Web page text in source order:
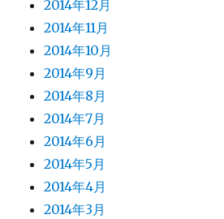
2014年12月
2014年11月
2014年10月
2014年9月
2014年8月
2014年7月
2014年6月
2014年5月
2014年4月
2014年3月